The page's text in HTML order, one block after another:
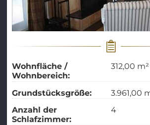
Wohnfläche /
Wohnbereich:
312,00 m²
Grundstücksgröße:
3.961,00
Anzahl der
Schlafzimmer:
4